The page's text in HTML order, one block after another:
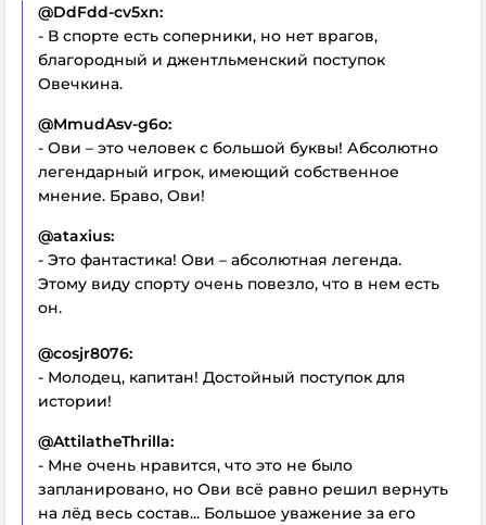
@DdFdd-cv5xn:
- В спорте есть соперники, но нет врагов,
благородный и джентльменский поступок
Овечкина.
@MmudAsv-g6o:
- Ови – это человек с большой буквы! Абсолютно
легендарный игрок, имеющий собственное
мнение. Браво, Ови!
@ataxius:
- Это фантастика! Ови – абсолютная легенда.
Этому виду спорту очень повезло, что в нем есть
он.
@cosjr8076:
- Молодец, капитан! Достойный поступок для
истории!
@AttilatheThrilla:
- Мне очень нравится, что это не было
запланировано, но Ови всё равно решил вернуть
на лёд весь состав... Большое уважение за его